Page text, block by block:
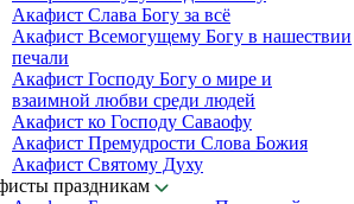
Акафист Слава Богу за всё
Акафист Всемогущему Богу в нашествии
печали
Акафист Господу Богу о мире и
взаимной любви среди людей
Акафист ко Господу Саваофу
Акафист Премудрости Слова Божия
Акафист Святому Духу
праздникам